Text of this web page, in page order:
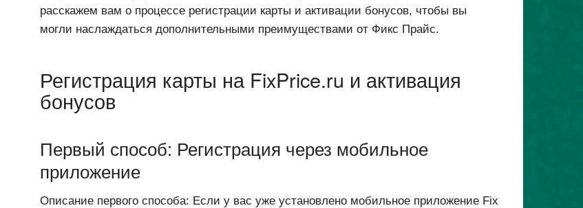
расскажем вам о процессе регистрации карты и активации бонусов, чтобы вы
могли наслаждаться дополнительными преимуществами от Фикс Прайс.
Регистрация карты на FixPrice.ru и активация
бонусов
Первый способ: Регистрация через мобильное
приложение
Описание первого способа: Если у вас уже установлено мобильное приложение Fix